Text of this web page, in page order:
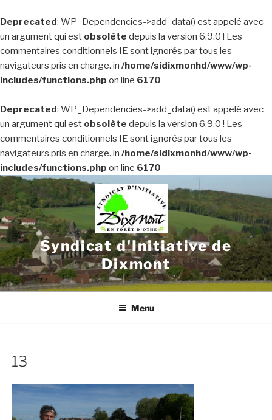
Deprecated: WP_Dependencies->add_data() est appelé avec
un argument qui est obsolète depuis la version 6.9.0 ! Les
commentaires conditionnels IE sont ignorés par tous les
navigateurs pris en charge. in /home/sidixmonhd/www/wp-
includes/functions.php on line 6170
Deprecated: WP_Dependencies->add_data() est appelé avec
un argument qui est obsolète depuis la version 6.9.0 ! Les
commentaires conditionnels IE sont ignorés par tous les
navigateurs pris en charge. in /home/sidixmonhd/www/wp-
includes/functions.php on line 6170
Aller
au
contenu
principal
Syndicat d'Initiative de
Dixmont
Menu
13